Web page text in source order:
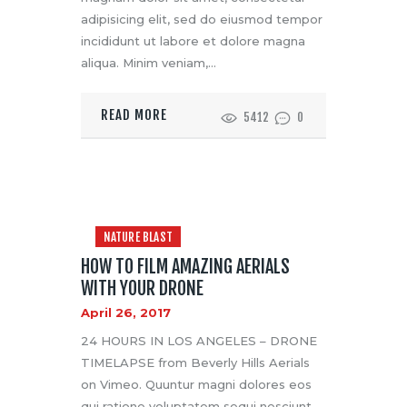
adipisicing elit, sed do eiusmod tempor
incididunt ut labore et dolore magna
aliqua. Minim veniam,…
READ MORE 5412 0
NATURE BLAST
HOW TO FILM AMAZING AERIALS
WITH YOUR DRONE
April 26, 2017
24 HOURS IN LOS ANGELES – DRONE
TIMELAPSE from Beverly Hills Aerials
on Vimeo. Quuntur magni dolores eos